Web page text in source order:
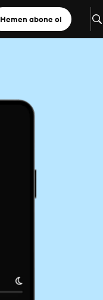
Hemen abone ol